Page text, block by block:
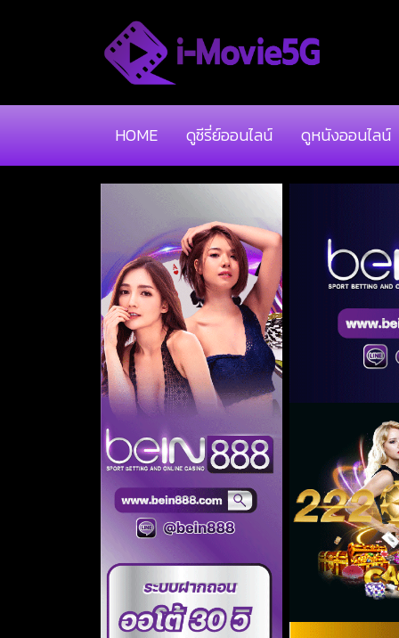
HOME ดูซีรี่ย์ออนไลน์ ดูหนังออนไลน์